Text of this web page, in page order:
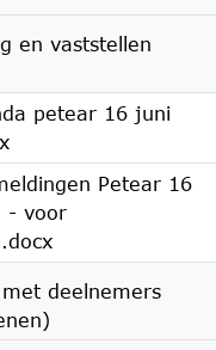
en vaststellen
petear 16 juni
Petear 16
- voor
deelnemers